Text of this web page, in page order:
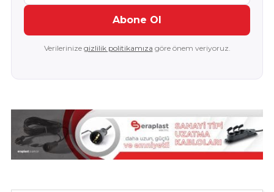
Abone Ol
Verilerinize gizlilik politikamıza göre önem veriyoruz.